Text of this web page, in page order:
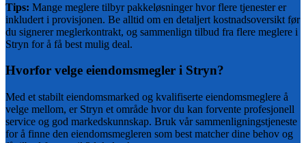
Tips: Mange meglere tilbyr pakkeløsninger hvor flere tjenester er
inkludert i provisjonen. Be alltid om en detaljert kostnadsoversikt før
du signerer meglerkontrakt, og sammenlign tilbud fra flere meglere i
Stryn for å få best mulig deal.
Hvorfor velge eiendomsmegler i Stryn?
Med et stabilt eiendomsmarked og kvalifiserte eiendomsmeglere å
velge mellom, er Stryn et område hvor du kan forvente profesjonell
service og god markedskunnskap. Bruk vår sammenligningstjeneste
for å finne den eiendomsmegleren som best matcher dine behov og